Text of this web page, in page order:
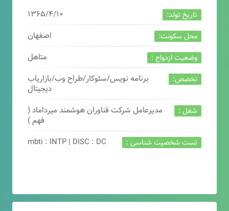
تاریخ تولد: ۱۳۶۵/۴/۱۰
محل سکونت: اصفهان
وضعیت ازدواج : متاهل
تخصص:
برنامه نویس/سئوکار/طراح وب/بازاریاب
دیجیتال
شغل :
مدیرعامل شرکت فناوران هوشمند میرداماد (
فهم )
تست شخصیت شناسی : mbti : INTP | DISC : DC